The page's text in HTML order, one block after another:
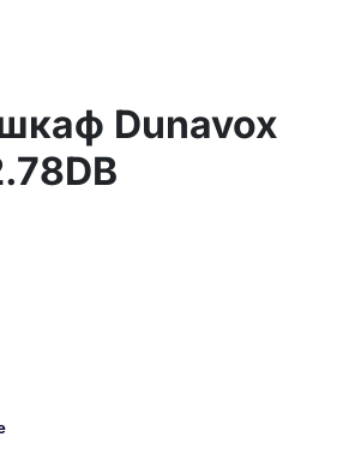
Dunavox